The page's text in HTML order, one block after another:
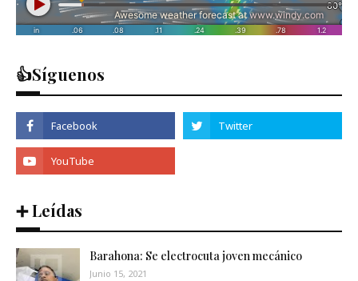
👍Síguenos
➕ Leídas
Barahona: Se electrocuta joven mecánico
Junio 15, 2021